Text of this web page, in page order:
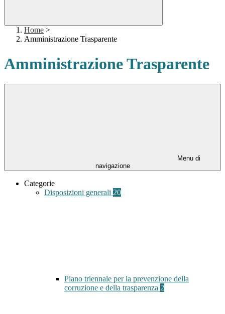
Home >
Amministrazione Trasparente
Amministrazione Trasparente
Menu di
navigazione
Categorie
Disposizioni generali 20
Piano triennale per la prevenzione della
corruzione e della trasparenza 2